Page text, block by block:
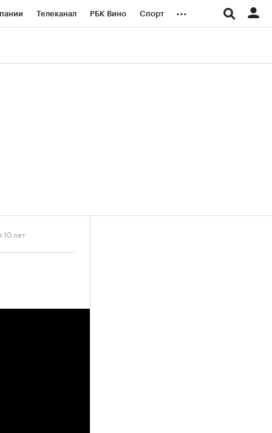
Телеканал РБК Вино Спорт ...
10 лет